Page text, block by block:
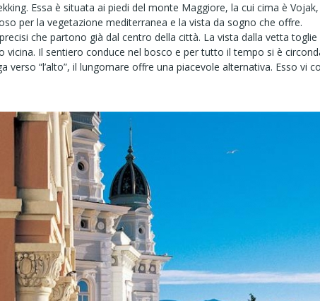
Essa è situata ai piedi del monte Maggiore, la cui cima è
per la vegetazione mediterranea e la vista da sogno che offre.
che partono già dal centro della città. La vista dalla vetta toglie
vicina. Il sentiero conduce nel bosco e per tutto il tempo si è
verso “l’alto”, il lungomare offre una piacevole alternativa. Esso vi